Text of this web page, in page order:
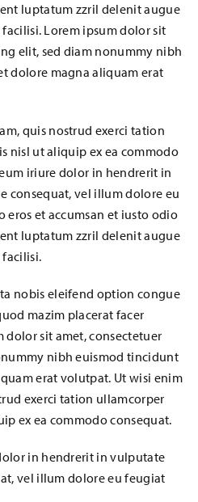
luptatum zzril delenit augue
Lorem ipsum dolor sit
elit, sed diam nonummy nibh
dolore magna aliquam erat
quis nostrud exerci tation
nisl ut aliquip ex ea commodo
iriure dolor in hendrerit in
consequat, vel illum dolore eu
et accumsan et iusto odio
luptatum zzril delenit augue
nobis eleifend option congue
mazim placerat facer
dolor sit amet, consectetuer
nibh euismod tincidunt
erat volutpat. Ut wisi enim
exerci tation ullamcorper
ex ea commodo consequat.
in hendrerit in vulputate
vel illum dolore eu feugiat